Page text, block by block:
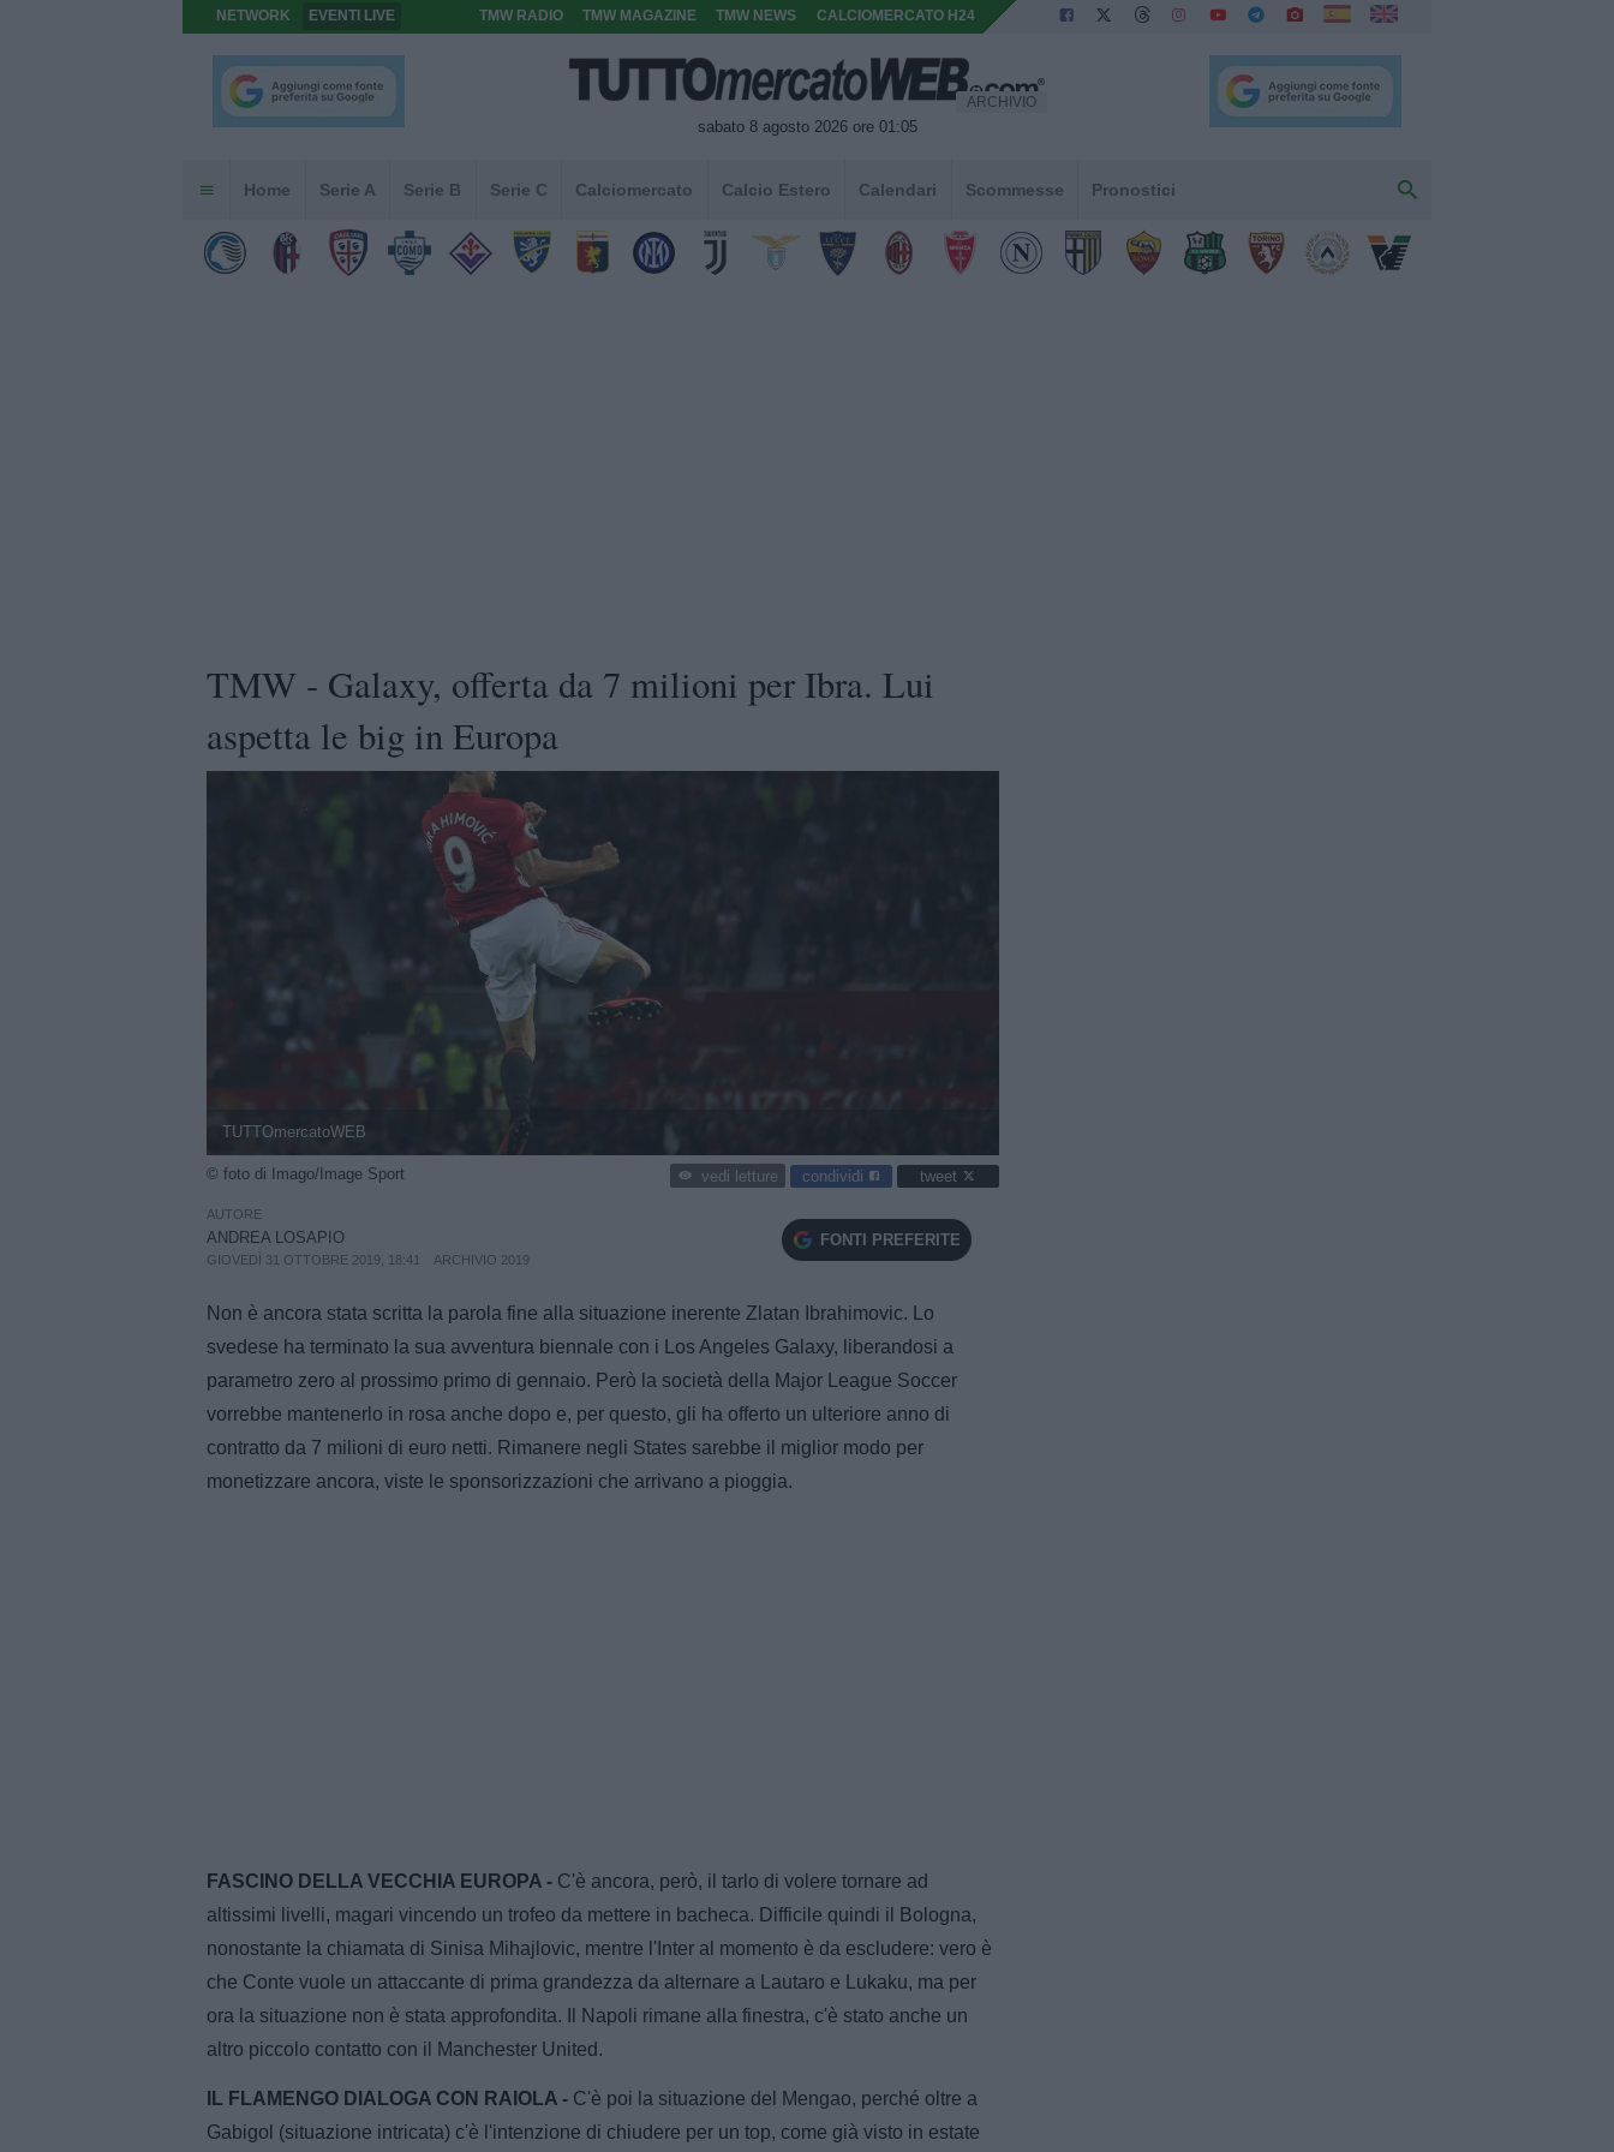
NETWORK EVENTI LIVE TMW RADIO TMW MAGAZINE TMW NEWS CALCIOMERCATO H24
sabato 8 agosto 2026 ore 01:05
ARCHIVIO
Home Serie A Serie B Serie C Calciomercato Calcio Estero Calendari Scommesse Pronostici
TMW - Galaxy, offerta da 7 milioni per Ibra. Lui
aspetta le big in Europa
TUTTOmercatoWEB
© foto di Imago/Image Sport vedi letture condividi tweet
AUTORE
ANDREA LOSAPIO
GIOVEDÌ 31 OTTOBRE 2019, 18:41 ARCHIVIO 2019
FONTI PREFERITE
Non è ancora stata scritta la parola fine alla situazione inerente Zlatan Ibrahimovic. Lo
svedese ha terminato la sua avventura biennale con i Los Angeles Galaxy, liberandosi a
parametro zero al prossimo primo di gennaio. Però la società della Major League Soccer
vorrebbe mantenerlo in rosa anche dopo e, per questo, gli ha offerto un ulteriore anno di
contratto da 7 milioni di euro netti. Rimanere negli States sarebbe il miglior modo per
monetizzare ancora, viste le sponsorizzazioni che arrivano a pioggia.
FASCINO DELLA VECCHIA EUROPA - C'è ancora, però, il tarlo di volere tornare ad
altissimi livelli, magari vincendo un trofeo da mettere in bacheca. Difficile quindi il Bologna,
nonostante la chiamata di Sinisa Mihajlovic, mentre l'Inter al momento è da escludere: vero è
che Conte vuole un attaccante di prima grandezza da alternare a Lautaro e Lukaku, ma per
ora la situazione non è stata approfondita. Il Napoli rimane alla finestra, c'è stato anche un
altro piccolo contatto con il Manchester United.
IL FLAMENGO DIALOGA CON RAIOLA - C'è poi la situazione del Mengao, perché oltre a
Gabigol (situazione intricata) c'è l'intenzione di chiudere per un top, come già visto in estate